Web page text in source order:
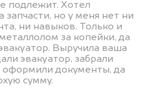
подлежит. Хотел
запчасти, но у меня нет ни
ни навыков. Только и
за копейки, да
Выручила ваша
эвакуатор, забрали
документы, да
сумму.
на 20.000 руб.
предлагают на